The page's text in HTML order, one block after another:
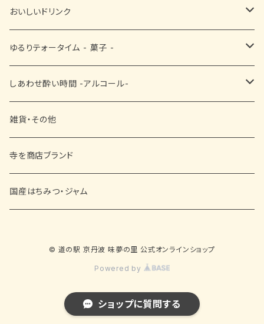
ふりかけ
漬物
■ お塩・胡椒・スパイス
■ お醤油・酢・ぽん酢
■ ドレッシング・ソース・その他
おいしいドリンク
黒豆茶
抹茶
その他
ゆるりテォータイム - 菓子 -
■ 和菓子
■ 洋菓子
■ 黒豆菓子
しあわせ酔い時間 -アルコール-
ビール
日本酒
ワイン
スパークリングワイン
雑貨・その他
寺を商店ブランド
国産はちみつ・ジャム
© 道の駅 京丹波 味夢の里 公式オンラインショップ
Powered by
ショップに質問する